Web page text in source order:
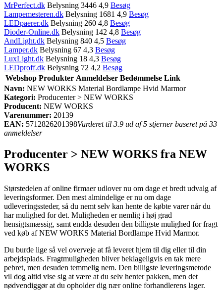
MrPerfect.dk Belysning 3446 4,9 Besøg
Lampemesteren.dk Belysning 1681 4,9 Besøg
LEDpaerer.dk Belysning 260 4,8 Besøg
Dioder-Online.dk Belysning 142 4,8 Besøg
AndLight.dk Belysning 840 4,5 Besøg
Lamper.dk Belysning 67 4,3 Besøg
LuxLight.dk Belysning 18 4,3 Besøg
LEDproff.dk Belysning 72 4,2 Besøg
Webshop Produkter Anmeldelser Bedømmelse Link
Navn: NEW WORKS Material Bordlampe Hvid Marmor
Kategori: Producenter > NEW WORKS
Producent: NEW WORKS
Varenummer: 20139
EAN: 5712826201398Vurderet til 3.9 ud af 5 stjerner baseret på 33
anmeldelser
Producenter > NEW WORKS fra NEW
WORKS
Størstedelen af online firmaer udlover nu om dage et bredt udvalg af
leveringsformer. Den mest almindelige er nu om dage
udleveringssteder, så du nemt selv kan hente de købte varer når du
har mulighed for det. Muligheden er nemlig i høj grad
hensigtsmæssig, samt endda desuden den billigste mulighed for fragt
ved køb af NEW WORKS Material Bordlampe Hvid Marmor.
Du burde lige så vel overveje at få leveret hjem til dig eller til din
arbejdsplads. Fragtmuligheden bliver beklageligvis en tak mere
pebret, men desuden temmelig nem. Den billigste leveringsmetode
vil dog altid vise sig at være at du selv henter pakken, men det
nødvendiggør at du opholder dig nær online forhandlerens lager.